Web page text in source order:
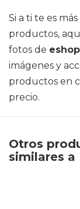
Si a ti te es
productos,
fotos de
imágenes y
productos en
precio.
Otros
similares a